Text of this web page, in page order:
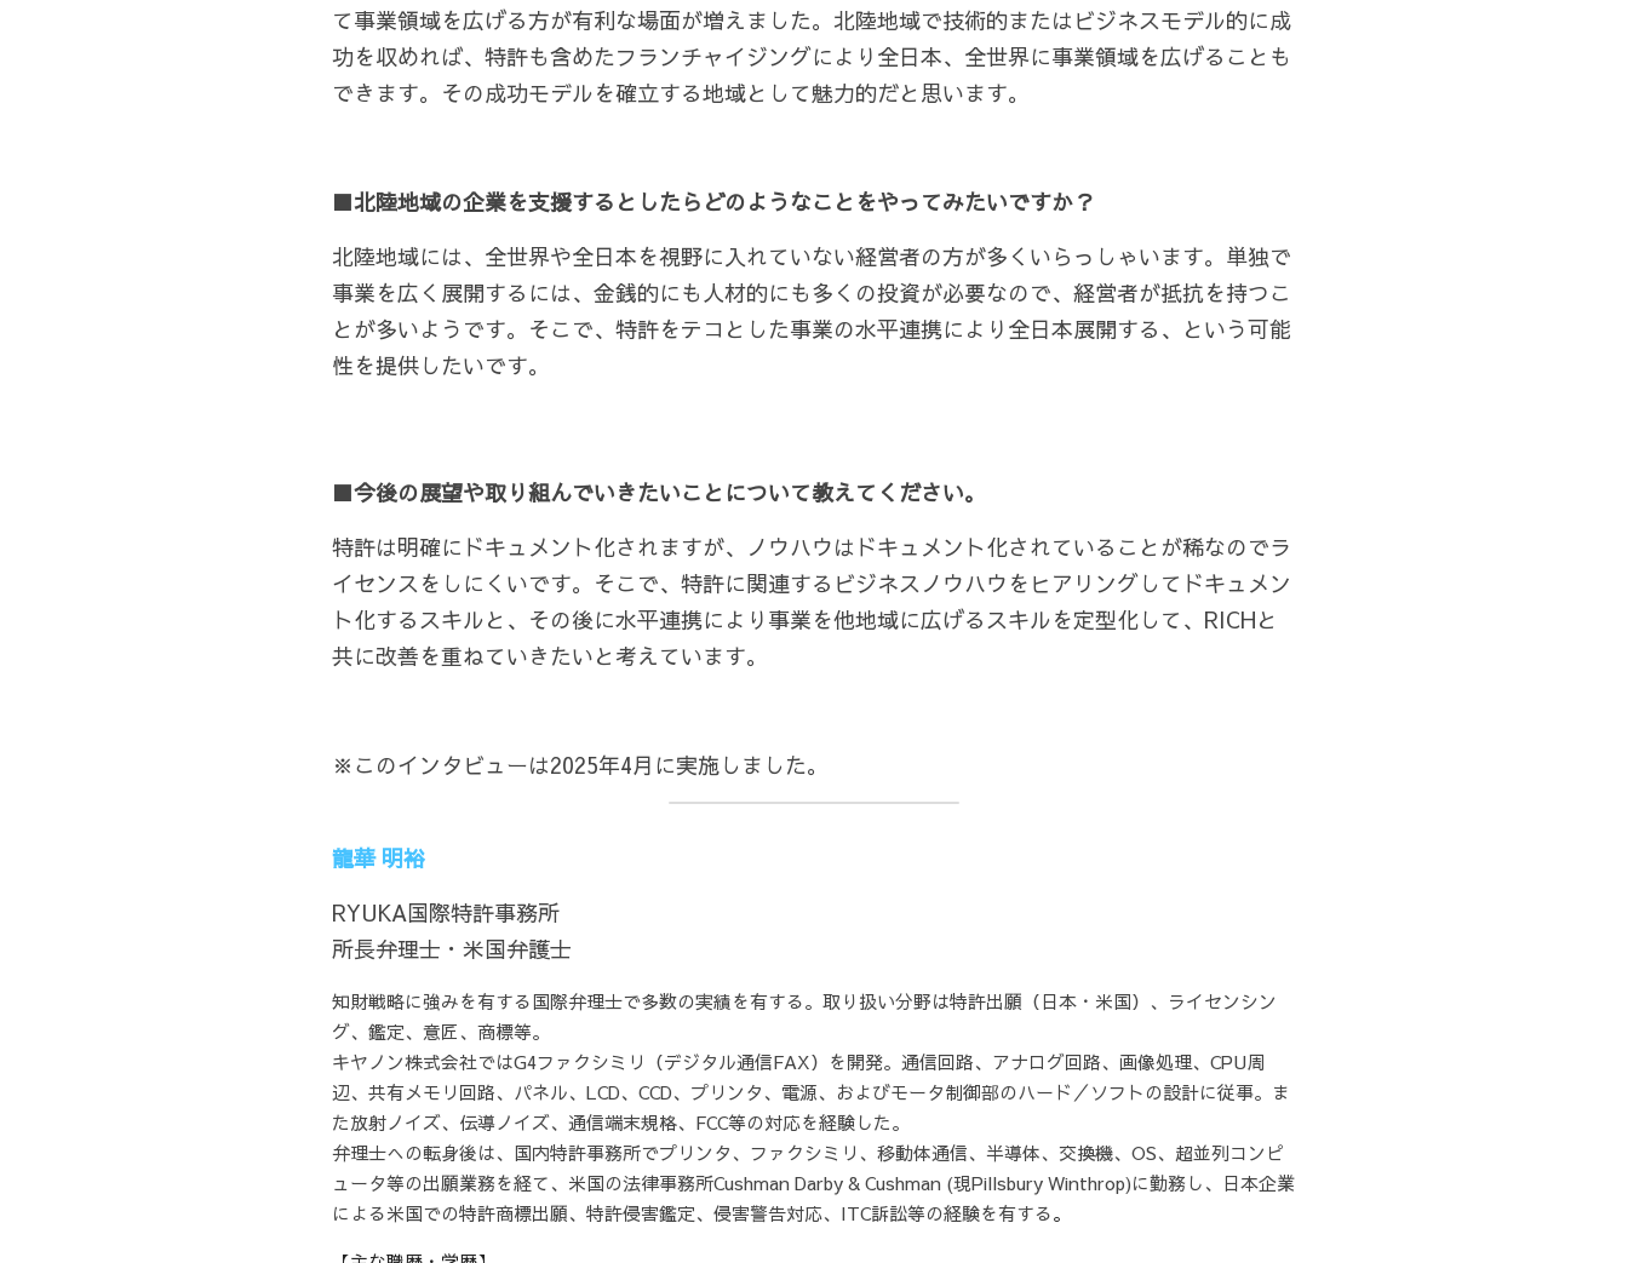
て事業領域を広げる方が有利な場面が増えました。北陸地域で技術的またはビジネスモデル的に成
功を収めれば、特許も含めたフランチャイジングにより全日本、全世界に事業領域を広げることも
できます。その成功モデルを確立する地域として魅力的だと思います。
■北陸地域の企業を支援するとしたらどのようなことをやってみたいですか？
北陸地域には、全世界や全日本を視野に入れていない経営者の方が多くいらっしゃいます。単独で
事業を広く展開するには、金銭的にも人材的にも多くの投資が必要なので、経営者が抵抗を持つこ
とが多いようです。そこで、特許をテコとした事業の水平連携により全日本展開する、という可能
性を提供したいです。
■今後の展望や取り組んでいきたいことについて教えてください。
特許は明確にドキュメント化されますが、ノウハウはドキュメント化されていることが稀なのでラ
イセンスをしにくいです。そこで、特許に関連するビジネスノウハウをヒアリングしてドキュメン
ト化するスキルと、その後に水平連携により事業を他地域に広げるスキルを定型化して、RICHと
共に改善を重ねていきたいと考えています。
※このインタビューは2025年4月に実施しました。
龍華 明裕
RYUKA国際特許事務所
所長弁理士・米国弁護士
知財戦略に強みを有する国際弁理士で多数の実績を有する。取り扱い分野は特許出願（日本・米国）、ライセンシン
グ、鑑定、意匠、商標等。
キヤノン株式会社ではG4ファクシミリ（デジタル通信FAX）を開発。通信回路、アナログ回路、画像処理、CPU周
辺、共有メモリ回路、パネル、LCD、CCD、プリンタ、電源、およびモータ制御部のハード／ソフトの設計に従事。ま
た放射ノイズ、伝導ノイズ、通信端末規格、FCC等の対応を経験した。
弁理士への転身後は、国内特許事務所でプリンタ、ファクシミリ、移動体通信、半導体、交換機、OS、超並列コンピ
ュータ等の出願業務を経て、米国の法律事務所Cushman Darby & Cushman (現Pillsbury Winthrop)に勤務し、日本企業
による米国での特許商標出願、特許侵害鑑定、侵害警告対応、ITC訴訟等の経験を有する。